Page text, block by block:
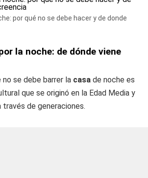
por qué no se debe hacer y de donde
la noche: de dónde viene
no se debe barrer la casa de noche es
que se originó en la Edad Media y
de generaciones.